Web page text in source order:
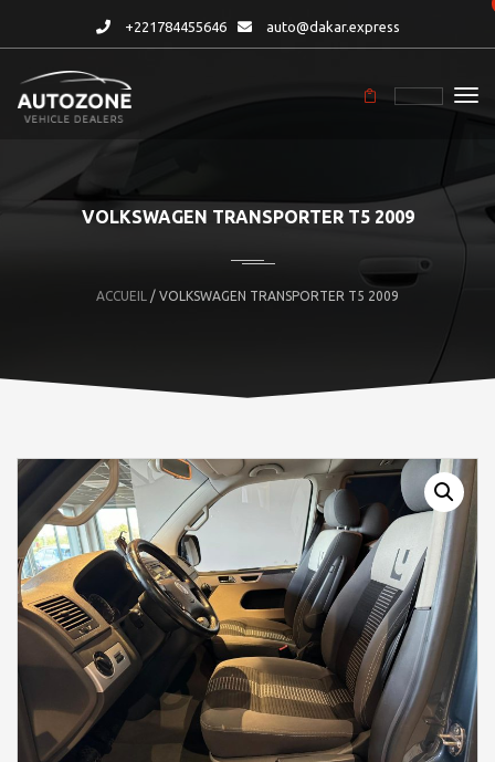
+221784455646 auto@dakar.express
VOLKSWAGEN TRANSPORTER T5 2009
ACCUEIL / VOLKSWAGEN TRANSPORTER T5 2009